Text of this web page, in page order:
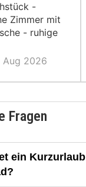
-
Zimmer mit
- ruhige
Aug 2026
Fragen
ein